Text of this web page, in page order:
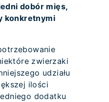
dobór mięs,
konkretnymi
zwierzaki
udziału
ilości
dodatku